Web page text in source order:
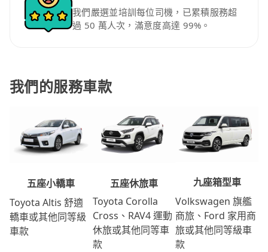
我們嚴選並培訓每位司機，已累積服務超
過 50 萬人次，滿意度高達 99%。
我們的服務車款
五座小轎車
Toyota Altis 舒適
轎車或其他同等級
車款
五座休旅車
Toyota Corolla
Cross、RAV4 運動
休旅或其他同等車
款
九座箱型車
Volkswagen 旗艦
商旅、Ford 家用商
旅或其他同等級車
款